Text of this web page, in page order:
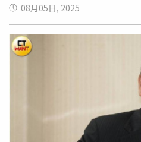
出境。賴清德也推動一場具爭
是罷免被綠營指控過於親中的
國防政策仍得到一定支持。
眾贊成增加國防預算，更多人
不少人擔心政府的強硬立場反
的陳女士便直言：「只要不要
但賴清德的發言太瘋狂，這樣
就可能打過來。」多數台灣人
意與中國統一，也不希望正式
賴清德指出，台灣持續推動國
源，明年的國防預算，將達到
台灣自我防衛能力。台灣也會
經濟安全，除了持續深化與各
括半導體、人工智慧（AI）、
「五大信賴產業」的升級。賴
基礎，也是民主的後盾，相信
主供應鏈，就能讓經濟更繁榮
界中，台灣站在威權主義威脅
夜，有許多模擬情境廣邀國際
羿伶與總統府發言人郭雅慧等
參與視導，被在野黨嘲諷為「
出〈台灣民間社會尚未做好戰
克蘭國家科學院東方研究所助
雖動員逾兩萬名後
練，向北京與華府釋出「我們
然而，「這樣的努力，足夠嗎
08月05日, 2025